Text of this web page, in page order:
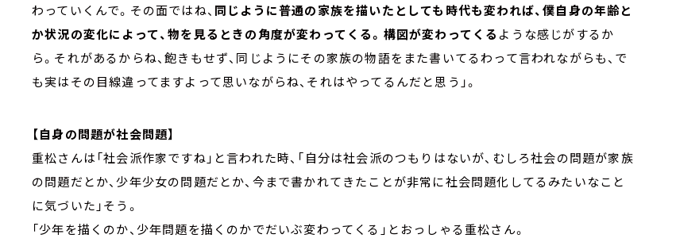
わっていくんで。その面ではね、 同じように普通の家族を描いたとしても時代も変われば、僕自身の年齢と
か状況の変化によって、物を見るときの角度が変わってくる。構図が変わってくる ような感じがするか
ら。それがあるからね、飽きもせず、同じようにその家族の物語をまた書いてるわって言われながらも、で
も実はその目線違ってますよって思いながらね、それはやってるんだと思う」。
【自身の問題が社会問題】
重松さんは「社会派作家ですね」と言われた時、「自分は社会派のつもりはないが、むしろ社会の問題が家族
の問題だとか、少年少女の問題だとか、今まで書かれてきたことが非常に社会問題化してるみたいなこと
に気づいた」そう。
「少年を描くのか、少年問題を描くのかでだいぶ変わってくる」とおっしゃる重松さん。